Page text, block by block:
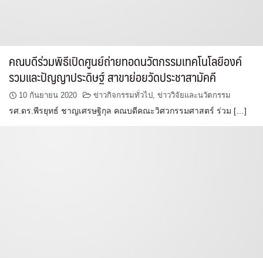
คณบดีร่วมพิธีเปิดศูนย์ถ่ายทอดนวัตกรรมเทคโนโลยีองค์
รวมและปัญญาประดิษฐ์ สาขาย่อยวัดประชาสามัคคี
10 กันยายน 2020 ข่าวกิจกรรมทั่วไป, ข่าววิจัยและนวัตกรรม
รศ.ดร.พีรยุทธ์ ชาญเศรษฐิกุล คณบดีคณะวิศวกรรมศาสตร์ ร่วม […]